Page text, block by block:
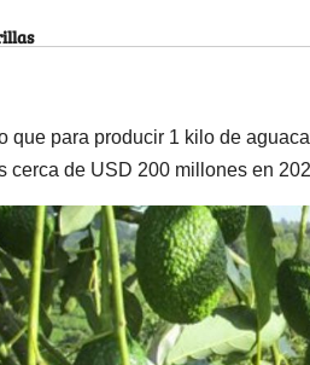
que para producir 1 kilo de
cerca de USD 200 millones en